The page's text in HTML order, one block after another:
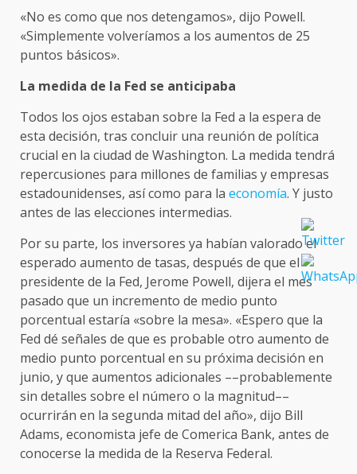
«No es como que nos detengamos», dijo Powell.
«Simplemente volveríamos a los aumentos de 25
puntos básicos».
La medida de la Fed se anticipaba
Todos los ojos estaban sobre la Fed a la espera de
esta decisión, tras concluir una reunión de política
crucial en la ciudad de Washington. La medida tendrá
repercusiones para millones de familias y empresas
estadounidenses, así como para la economía. Y justo
antes de las elecciones intermedias.
Por su parte, los inversores ya habían valorado el
esperado aumento de tasas, después de que el
presidente de la Fed, Jerome Powell, dijera el mes
pasado que un incremento de medio punto
porcentual estaría «sobre la mesa». «Espero que la
Fed dé señales de que es probable otro aumento de
medio punto porcentual en su próxima decisión en
junio, y que aumentos adicionales ––probablemente
sin detalles sobre el número o la magnitud––
ocurrirán en la segunda mitad del año», dijo Bill
Adams, economista jefe de Comerica Bank, antes de
conocerse la medida de la Reserva Federal.